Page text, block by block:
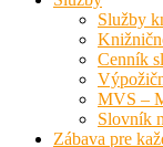
Služby
Cenník
MVS –
Slovník
Zábava pre